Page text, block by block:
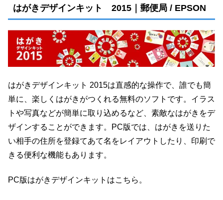
はがきデザインキット 2015｜郵便局 / EPSON
はがきデザインキット 2015は直感的な操作で、誰でも簡
単に、楽しくはがきがつくれる無料のソフトです。イラス
トや写真などが簡単に取り込めるなど、素敵なはがきをデ
ザインすることができます。PC版では、はがきを送りた
い相手の住所を登録てあて名をレイアウトしたり、印刷で
きる便利な機能もあります。
PC版はがきデザインキットはこちら。